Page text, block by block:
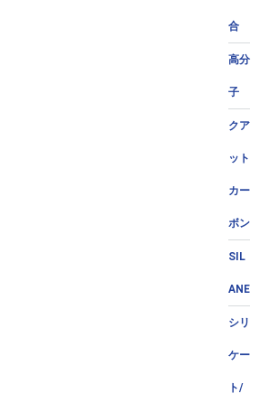
合
高分
子
クア
ット
カー
ボン
SIL
ANE
シリ
ケー
ト/